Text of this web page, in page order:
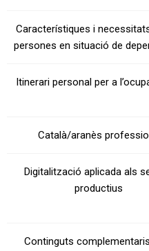
Característiques i
persones en situació de
Itinerari personal per a
Català/aranès
Digitalització aplicada als
productius
Continguts